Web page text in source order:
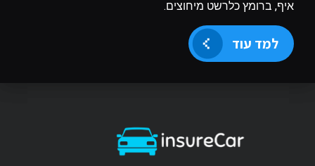
איף, ברומץ כלרשט מיחוצים.
למד עוד